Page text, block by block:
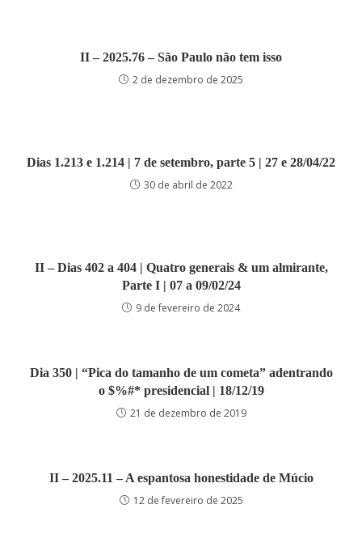
II – 2025.76 – São Paulo não tem isso
2 de dezembro de 2025
Dias 1.213 e 1.214 | 7 de setembro, parte 5 | 27 e 28/04/22
30 de abril de 2022
II – Dias 402 a 404 | Quatro generais & um almirante,
Parte I | 07 a 09/02/24
9 de fevereiro de 2024
Dia 350 | “Pica do tamanho de um cometa” adentrando
o $%#* presidencial | 18/12/19
21 de dezembro de 2019
II – 2025.11 – A espantosa honestidade de Múcio
12 de fevereiro de 2025